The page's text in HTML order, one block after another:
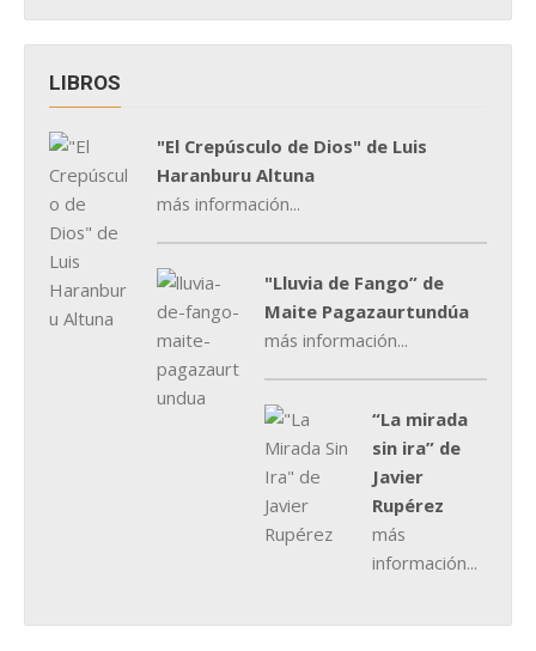
LIBROS
"El Crepúsculo de Dios" de Luis
Haranburu Altuna
más información...
"Lluvia de Fango” de
Maite Pagazaurtundúa
más información...
“La mirada
sin ira” de
Javier
Rupérez
más
información...